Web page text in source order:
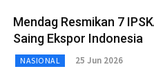
Mendag Resmikan 7
Saing Ekspor Indonesia
NASIONAL 25 Jun 2026